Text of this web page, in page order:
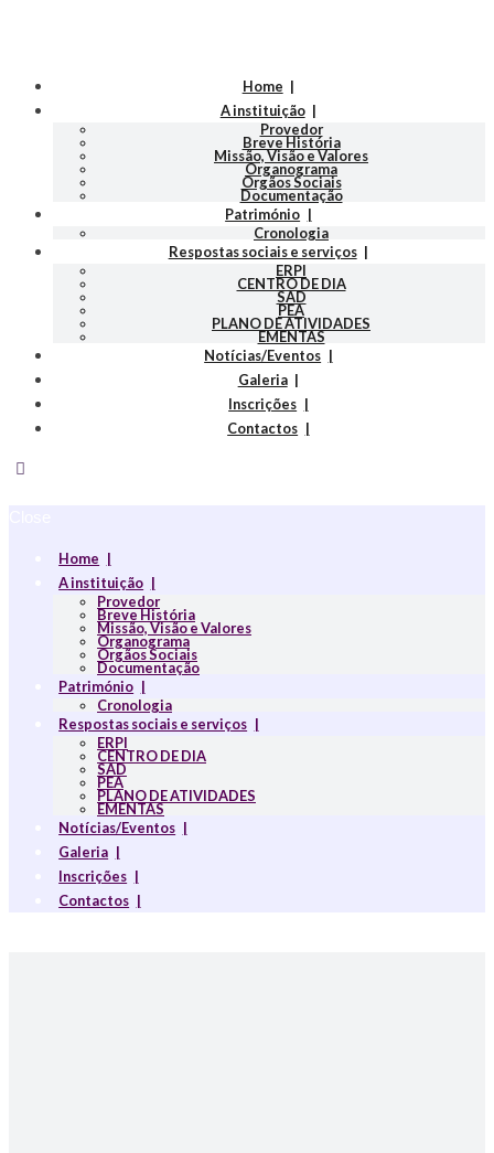
Home
A instituição
Provedor
Breve História
Missão, Visão e Valores
Organograma
Orgãos Sociais
Documentação
Património
Cronologia
Respostas sociais e serviços
ERPI
CENTRO DE DIA
SAD
PEA
PLANO DE ATIVIDADES
EMENTAS
Notícias/Eventos
Galeria
Inscrições
Contactos
Home
A instituição
Provedor
Breve História
Missão, Visão e Valores
Organograma
Orgãos Sociais
Documentação
Património
Cronologia
Respostas sociais e serviços
ERPI
CENTRO DE DIA
SAD
PEA
PLANO DE ATIVIDADES
EMENTAS
Notícias/Eventos
Galeria
Inscrições
Contactos